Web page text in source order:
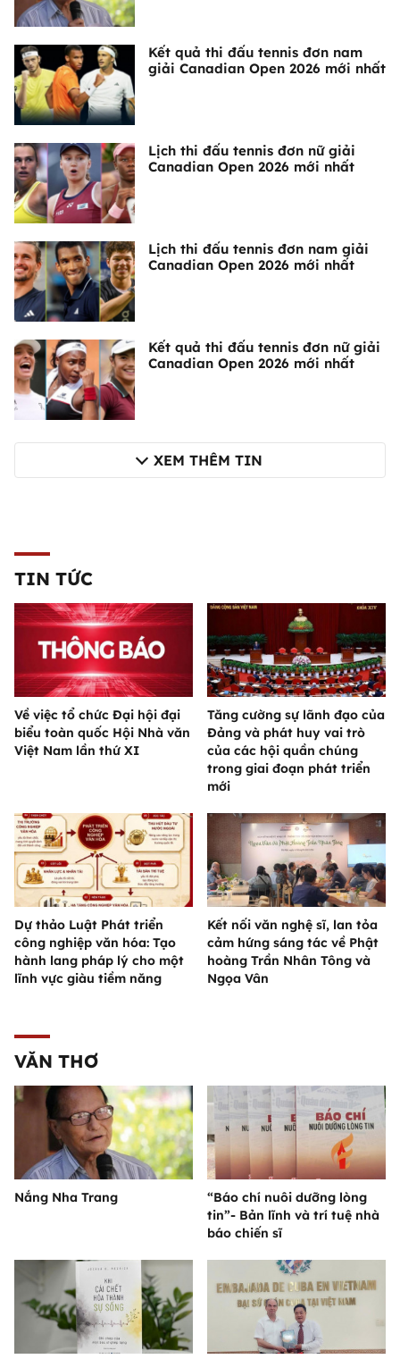
Kết quả thi đấu tennis đơn nam
giải Canadian Open 2026 mới nhất
Lịch thi đấu tennis đơn nữ giải
Canadian Open 2026 mới nhất
Lịch thi đấu tennis đơn nam giải
Canadian Open 2026 mới nhất
Kết quả thi đấu tennis đơn nữ giải
Canadian Open 2026 mới nhất
XEM THÊM TIN
TIN TỨC
Về việc tổ chức Đại hội đại
biểu toàn quốc Hội Nhà văn
Việt Nam lần thứ XI
Tăng cường sự lãnh đạo của
Đảng và phát huy vai trò
của các hội quần chúng
trong giai đoạn phát triển
mới
Dự thảo Luật Phát triển
công nghiệp văn hóa: Tạo
hành lang pháp lý cho một
lĩnh vực giàu tiềm năng
Kết nối văn nghệ sĩ, lan tỏa
cảm hứng sáng tác về Phật
hoàng Trần Nhân Tông và
Ngọa Vân
VĂN THƠ
Nắng Nha Trang
“Báo chí nuôi dưỡng lòng
tin”- Bản lĩnh và trí tuệ nhà
báo chiến sĩ